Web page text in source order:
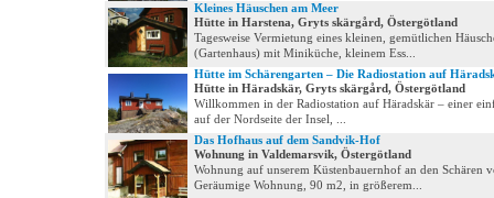
Kleines Häuschen am Meer
Hütte in Harstena, Gryts skärgård, Östergötland
Tagesweise Vermietung eines kleinen, gemütlichen
(Gartenhaus) mit Miniküche, kleinem Ess...
Hütte im Schärengarten – Die Radiostation auf
Hütte in Häradskär, Gryts skärgård, Östergötland
Willkommen in der Radiostation auf Häradskär – einer
auf der Nordseite der Insel, ...
Das Hofhaus auf dem Sandvik-Hof
Wohnung in Valdemarsvik, Östergötland
Wohnung auf unserem Küstenbauernhof an den Schären
Geräumige Wohnung, 90 m2, in größerem...